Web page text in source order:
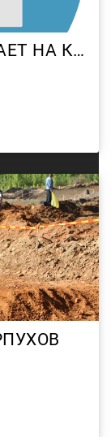
МОТОКЛУБ RRG ПРИГЛАШАЕТ НА КРОССОВЫЕ СБОРЫ В АДЛЕР 3–11 ОКТЯБРЯ 2009Г.